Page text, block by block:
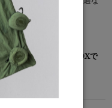
対象商品は、専用のBOXで